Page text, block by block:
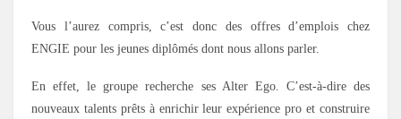
Vous l’aurez compris, c’est donc des offres d’emplois chez
ENGIE pour les jeunes diplômés dont nous allons parler.
En effet, le groupe recherche ses Alter Ego. C’est-à-dire des
nouveaux talents prêts à enrichir leur expérience pro et construire